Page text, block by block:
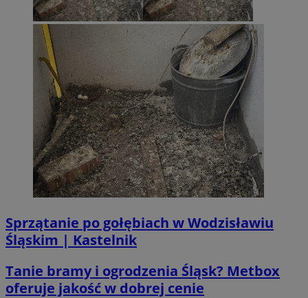
Sprzątanie po gołębiach w Wodzisławiu
Śląskim | Kastelnik
Tanie bramy i ogrodzenia Śląsk? Metbox
oferuje jakość w dobrej cenie